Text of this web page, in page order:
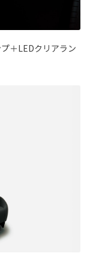
＋LEDクリアラン